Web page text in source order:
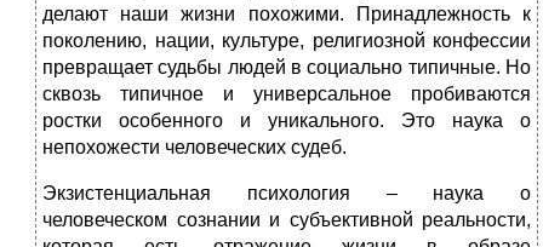
делают наши жизни похожими. Принадлежность к
поколению, нации, культуре, религиозной конфессии
превращает судьбы людей в социально типичные. Но
сквозь типичное и универсальное пробиваются
ростки особенного и уникального. Это наука о
непохожести человеческих судеб.
Экзистенциальная психология – наука о
человеческом сознании и субъективной реальности,